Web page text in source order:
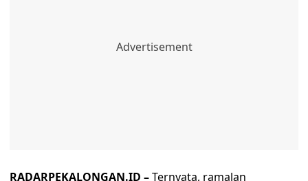
RADARPEKALONGAN.ID –Ternyata, ramalan